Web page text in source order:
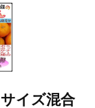
イズ混合